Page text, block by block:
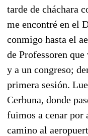
tarde de cháchara
me encontré en el
conmigo hasta el
de Professoren
y a un congreso;
primera sesión.
Cerbuna, donde
fuimos a cenar
camino al